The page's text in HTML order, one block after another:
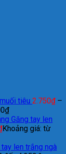
tiêu 2.750₫ –
Găng tay len
Khoảng giá: từ
tay len trắng ngà